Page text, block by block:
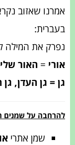
אמרנו שאזוב
בעברית:
נפרק את המילה
אורי = האור שלי
גן = גן העדן,
להרחבה על שמנים
שמן אתרי